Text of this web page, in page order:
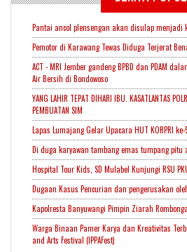
Pantai ancol plensengan akan disulap menjadi
Pemotor di Karawang Tewas Diduga Terjerat
ACT - MRI Jember gandeng BPBD dan PDAM
Air Bersih di Bondowoso
YANG LAHIR TEPAT DIHARI IBU. KASATLANTAS
PEMBUATAN SIM
Lapas Lumajang Gelar Upacara HUT KORPRI ke-
Di duga karyawan tambang emas tumpang pitu
Hospital Tour Kids, SD Mulabel Kunjungi RSU
Dugaan Kasus Pencurian dan pengerusakan
Kapolresta Banyuwangi Pimpin Ziarah
Warga Binaan Pamer Karya dan Kreativitas
and Arts Festival (IPPAFest)